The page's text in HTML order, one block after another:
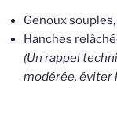
Genoux souples,
Hanches
(Un rappel
modérée, éviter